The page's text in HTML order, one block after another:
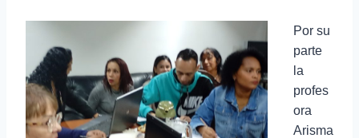
Por su
parte
la
profes
ora
Arisma